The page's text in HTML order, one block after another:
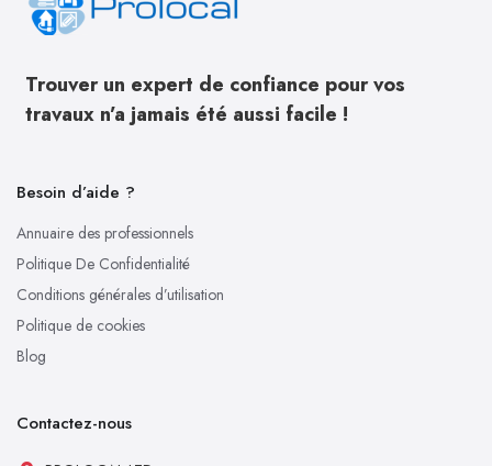
Trouver un expert de confiance pour vos
travaux n’a jamais été aussi facile !
Besoin d’aide ?
Annuaire des professionnels
Politique De Confidentialité
Conditions générales d’utilisation
Politique de cookies
Blog
Contactez-nous